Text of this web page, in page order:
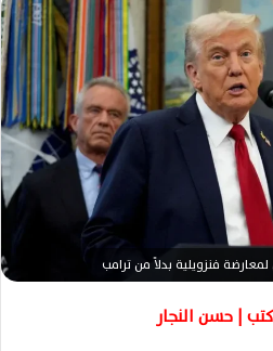
فنزويلية بدلاً من ترامب
| حسن النجار